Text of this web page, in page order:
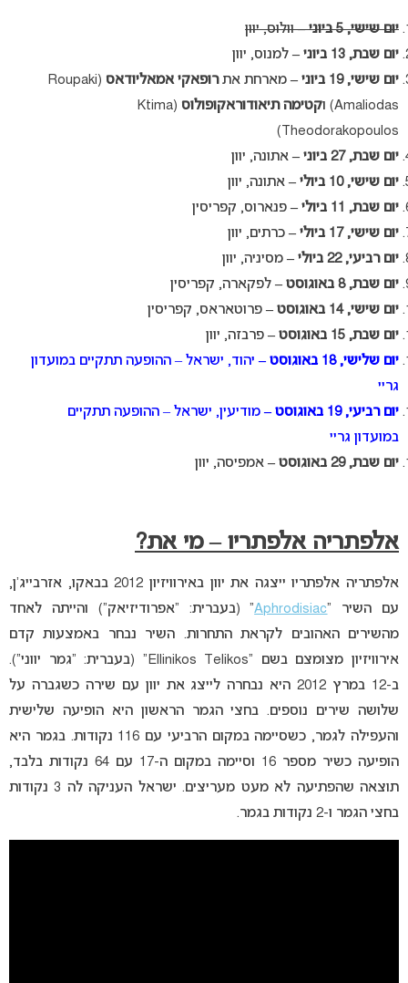
יום שישי, 5 ביוני –
וולוס, יוון
יום שבת, 13 ביוני –
למנוס, יוון
יום שישי, 19 ביוני –
מארחת אתרופאקי אמאליודאס
(Roupaki
Amaliodas) ו
קטימה תיאודוראקופולוס
(Ktima
Theodorakopoulos)
יום שבת, 27 ביוני –
אתונה, יוון
יום שישי, 10 ביולי –
אתונה, יוון
יום שבת, 11 ביולי –
פנארוס, קפריסין
יום שישי, 17 ביולי –
כרתים, יוון
יום רביעי, 22 ביולי –
מסיניה, יוון
יום שבת, 8 באוגוסט –
לפקארה, קפריסין
יום שישי, 14 באוגוסט –
פרוטאראס, קפריסין
יום שבת, 15 באוגוסט –
פרבזה, יוון
יום שלישי, 18 באוגוסט –
יהוד, ישראל – ההופעה תתקיים במועדון
גריי
יום רביעי, 19 באוגוסט –
מודיעין, ישראל – ההופעה תתקיים
במועדון גריי
יום שבת, 29 באוגוסט –
אמפיסה, יוון
אלפתריה אלפתריו – מי את?
אלפתריה אלפתריו ייצגה את יוון באירוויזיון 2012 בבאקו, אזרבייג’ן,
עם השיר “Aphrodisiac” (בעברית: “אפרודיזיאק”) והייתה לאחד
מהשירים האהובים לקראת התחרות. השיר נבחר באמצעות קדם
אירוויזיון מצומצם בשם “Ellinikos Telikos” (בעברית: “גמר יווני”).
ב-12 במרץ 2012 היא נבחרה לייצג את יוון עם שירה כשגברה על
שלושה שירים נוספים. בחצי הגמר הראשון היא הופיעה שלישית
והעפילה לגמר, כשסיימה במקום הרביעי עם 116 נקודות. בגמר היא
הופיעה כשיר מספר 16 וסיימה במקום ה-17 עם 64 נקודות בלבד,
תוצאה שהפתיעה לא מעט מעריצים. ישראל העניקה לה 3 נקודות
בחצי הגמר ו-2 נקודות בגמר.